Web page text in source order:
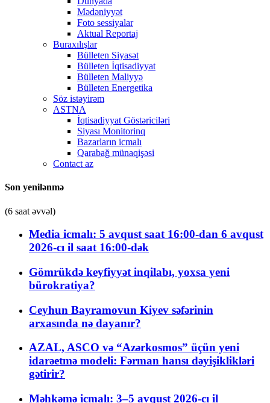
Mədəniyyət
Foto sessiyalar
Aktual Reportaj
Buraxılışlar
Bülleten Siyasət
Bülleten İqtisadiyyat
Bülleten Maliyyə
Bülleten Energetika
Söz istəyirəm
ASTNA
İqtisadiyyat Göstəriciləri
Siyası Monitorinq
Bazarların icmalı
Qarabağ münaqişəsi
Contact az
Son yenilənmə
(6 saat əvvəl)
Media icmalı: 5 avqust saat 16:00-dan 6 avqust
2026-cı il saat 16:00-dək
Gömrükdə keyfiyyət inqilabı, yoxsa yeni
bürokratiya?
Ceyhun Bayramovun Kiyev səfərinin
arxasında nə dayanır?
AZAL, ASCO və “Azərkosmos” üçün yeni
idarəetmə modeli: Fərman hansı dəyişiklikləri
gətirir?
Məhkəmə icmalı: 3–5 avqust 2026-cı il